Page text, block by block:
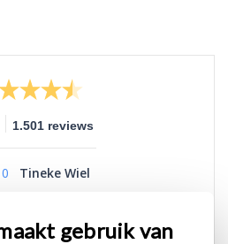
gebruik van
1.501 reviews
Tineke Wiel